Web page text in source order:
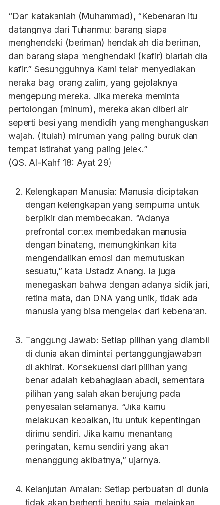
“Dan katakanlah (Muhammad), “Kebenaran itu
datangnya dari Tuhanmu; barang siapa
menghendaki (beriman) hendaklah dia beriman,
dan barang siapa menghendaki (kafir) biarlah dia
kafir.” Sesungguhnya Kami telah menyediakan
neraka bagi orang zalim, yang gejolaknya
mengepung mereka. Jika mereka meminta
pertolongan (minum), mereka akan diberi air
seperti besi yang mendidih yang menghanguskan
wajah. (Itulah) minuman yang paling buruk dan
tempat istirahat yang paling jelek.”
(QS. Al-Kahf 18: Ayat 29)
Kelengkapan Manusia: Manusia diciptakan
dengan kelengkapan yang sempurna untuk
berpikir dan membedakan. “Adanya
prefrontal cortex membedakan manusia
dengan binatang, memungkinkan kita
mengendalikan emosi dan memutuskan
sesuatu,” kata Ustadz Anang. Ia juga
menegaskan bahwa dengan adanya sidik jari,
retina mata, dan DNA yang unik, tidak ada
manusia yang bisa mengelak dari kebenaran.
Tanggung Jawab: Setiap pilihan yang diambil
di dunia akan dimintai pertanggungjawaban
di akhirat. Konsekuensi dari pilihan yang
benar adalah kebahagiaan abadi, sementara
pilihan yang salah akan berujung pada
penyesalan selamanya. “Jika kamu
melakukan kebaikan, itu untuk kepentingan
dirimu sendiri. Jika kamu menantang
peringatan, kamu sendiri yang akan
menanggung akibatnya,” ujarnya.
Kelanjutan Amalan: Setiap perbuatan di dunia
tidak akan berhenti begitu saja, melainkan